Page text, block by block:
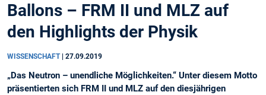
Ballons – FRM II und MLZ auf
den Highlights der Physik
WISSENSCHAFT 27.09.2019
„Das Neutron – unendliche Möglichkeiten.“ Unter diesem Motto
präsentierten sich FRM II und MLZ auf den diesjährigen